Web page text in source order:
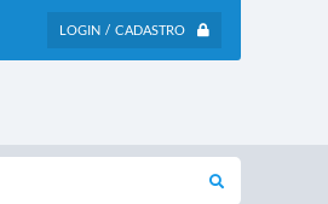
LOGIN / CADASTRO